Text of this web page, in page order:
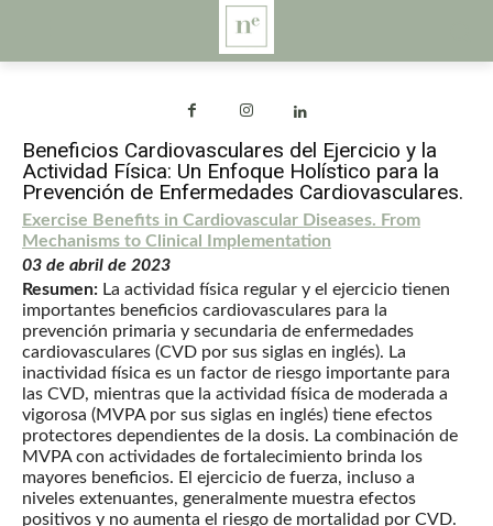
Beneficios Cardiovasculares del Ejercicio y la
Actividad Física: Un Enfoque Holístico para la
Prevención de Enfermedades Cardiovasculares.
Exercise Benefits in Cardiovascular Diseases. From
Mechanisms to Clinical Implementation
03 de abril de 2023
Resumen: La actividad física regular y el ejercicio tienen
importantes beneficios cardiovasculares para la
prevención primaria y secundaria de enfermedades
cardiovasculares (CVD por sus siglas en inglés). La
inactividad física es un factor de riesgo importante para
las CVD, mientras que la actividad física de moderada a
vigorosa (MVPA por sus siglas en inglés) tiene efectos
protectores dependientes de la dosis. La combinación de
MVPA con actividades de fortalecimiento brinda los
mayores beneficios. El ejercicio de fuerza, incluso a
niveles extenuantes, generalmente muestra efectos
positivos y no aumenta el riesgo de mortalidad por CVD.